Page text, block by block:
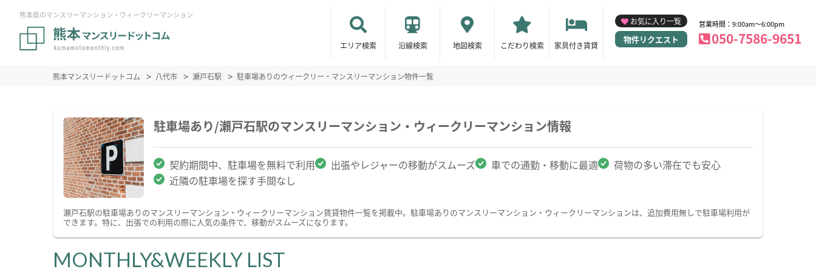
熊本県のマンスリーマンション・ウィークリーマンション
エリア検索 沿線検索 地図検索 こだわり検索 家具付き賃貸
お気に入り一覧
物件リクエスト
営業時間：9:00am～6:00pm
050-7586-9651
熊本マンスリードットコム 八代市 瀬戸石駅 駐車場ありのウィークリー・マンスリーマンション物件一覧
駐車場あり/瀬戸石駅のマンスリーマンション・ウィークリーマンション情報
契約期間中、駐車場を無料で利用 出張やレジャーの移動がスムーズ 車での通勤・移動に最適
荷物の多い滞在でも安心
近隣の駐車場を探す手間なし
瀬戸石駅の駐車場ありのマンスリーマンション・ウィークリーマンション賃貸物件一覧を掲載中。駐車場ありのマンスリーマンション・ウィークリーマンションは、追加費用無しで駐車場利用が
できます。特に、出張での利用の際に人気の条件で、移動がスムーズになります。
MONTHLY&WEEKLY LIST